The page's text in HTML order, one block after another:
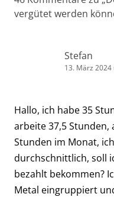
vergütet werden
Stefan
13. März
Hallo, ich habe 35
arbeite 37,5
Stunden im Monat,
durchschnittlich, soll
bezahlt bekommen?
Metal eingruppiert